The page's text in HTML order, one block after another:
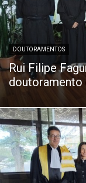
DOUTORAMENTOS
Rui Filipe
doutoramento